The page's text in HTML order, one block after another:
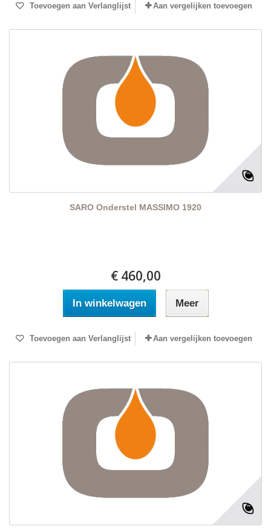
Toevoegen aan Verlanglijst Aan vergelijken toevoegen
SARO Onderstel MASSIMO 1920
€ 460,00
In winkelwagen Meer
Toevoegen aan Verlanglijst Aan vergelijken toevoegen